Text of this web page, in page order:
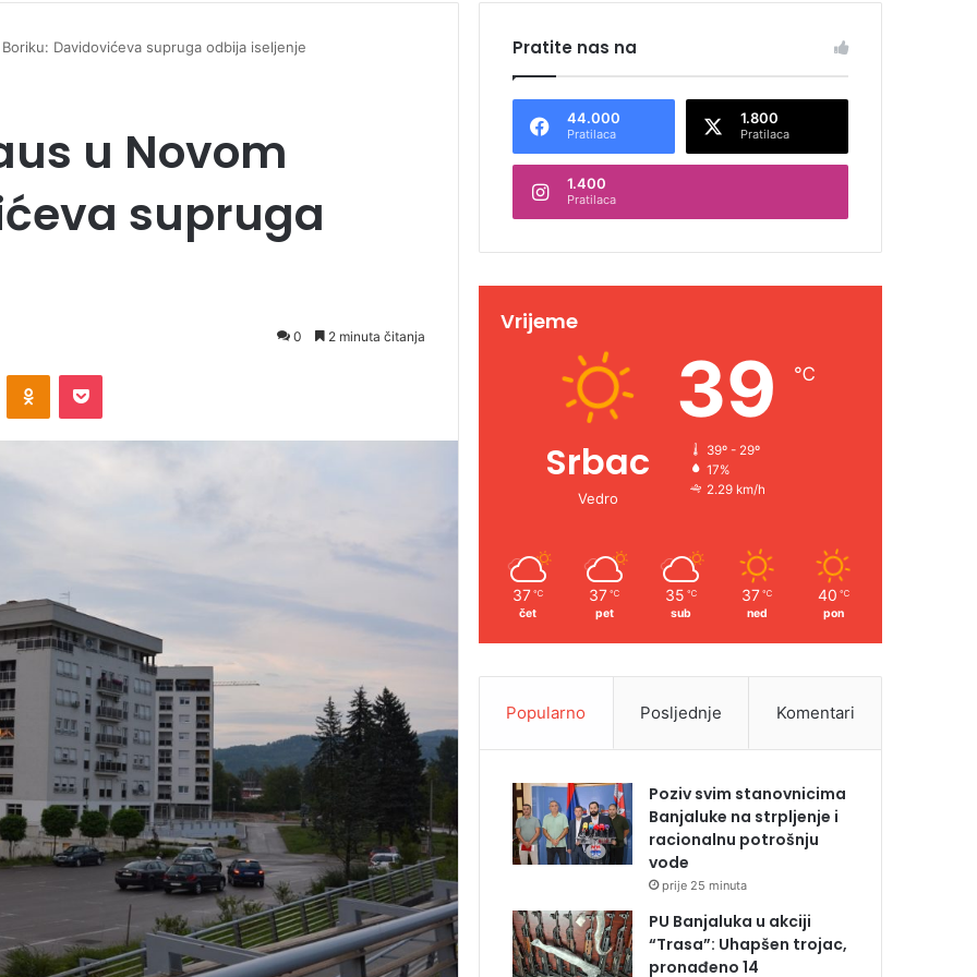
Davidovićeva supruga odbija iseljenje
u Novom
supruga
0 2 minuta čitanja
Pratite nas na
44.000
Pratilaca
1.800
Pratilaca
1.400
Pratilaca
Vrijeme
Srbac
Vedro
39 ℃
39º - 29º
17%
2.29 km/h
37 ℃
čet
37 ℃
pet
35 ℃
sub
37 ℃
ned
40 ℃
pon
Popularno Posljednje Komentari
Poziv svim stanovnicima
Banjaluke na strpljenje i
racionalnu potrošnju
vode
prije 25 minuta
PU Banjaluka u akciji
“Trasa”: Uhapšen trojac,
pronađeno 14